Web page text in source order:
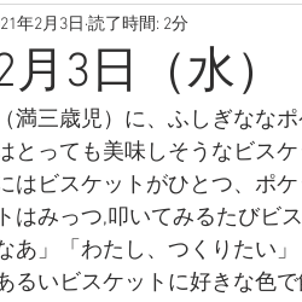
3日（水）
年2月3日 読了時間: 2分
満三歳児）に、ふしぎななポ
とっても美味しそうなビスケ
はビスケットがひとつ、ポ
はみっつ,叩いてみるたびビ
あ」「わたし、つくりたい」
るいビスケットに好きな色